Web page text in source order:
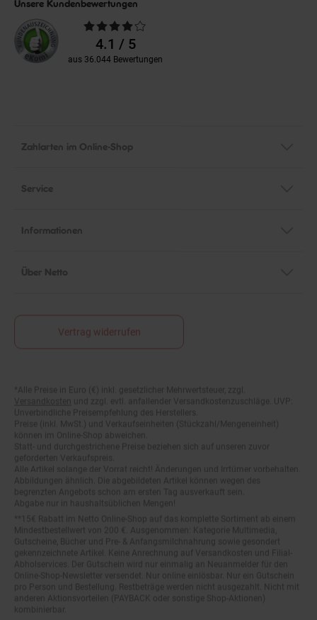
Unsere Kundenbewertungen
Durchschnittliche
Bewertungen4.1 / 5
aus 36.044 Bewertungen
Fußnoten
Versandkosten
und zzgl. evtl. anfallender Versandkostenzuschläge. UVP:
Unverbindliche Preisempfehlung des Herstellers.
Preise (inkl. MwSt.) und Verkaufseinheiten (Stückzahl/Mengeneinheit)
können im Online-Shop abweichen.
Statt- und durchgestrichene Preise beziehen sich auf unseren zuvor
geforderten Verkaufspreis.
Alle Artikel solange der Vorrat reicht! Änderungen und Irrtümer vorbehalten.
Abbildungen ähnlich. Die abgebildeten Artikel können wegen des
begrenzten Angebots schon am ersten Tag ausverkauft sein.
Abgabe nur in haushaltsüblichen Mengen!
Mindestbestellwert von 200 €. Ausgenommen: Kategorie Multimedia,
Gutscheine, Bücher und Pre- & Anfangsmilchnahrung sowie gesondert
gekennzeichnete Artikel. Keine Anrechnung auf Versandkosten und Filial-
Abholservices. Der Gutschein wird nur einmalig an Neuanmelder für den
Online-Shop-Newsletter versendet. Nur online einlösbar. Nur ein Gutschein
pro Person und Bestellung. Restbeträge werden nicht ausgezahlt. Nicht mit
anderen Aktionsvorteilen (PAYBACK oder sonstige Shop-Aktionen)
kombinierbar.